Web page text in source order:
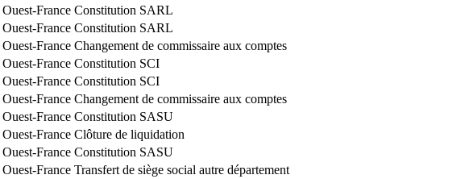
Ouest-France Constitution SARL
Ouest-France Constitution SARL
Ouest-France Changement de commissaire aux comptes
Ouest-France Constitution SCI
Ouest-France Constitution SCI
Ouest-France Changement de commissaire aux comptes
Ouest-France Constitution SASU
Ouest-France Clôture de liquidation
Ouest-France Constitution SASU
Ouest-France Transfert de siège social autre département